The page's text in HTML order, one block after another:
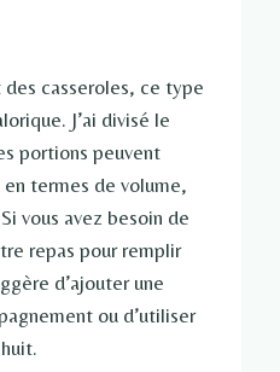
casseroles, ce type
J’ai divisé le
portions peuvent
termes de volume,
vous avez besoin de
repas pour remplir
d’ajouter une
ou d’utiliser